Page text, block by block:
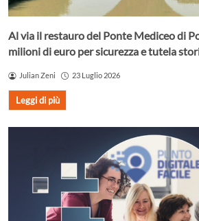
Al via il restauro del Ponte Mediceo di
milioni di euro per sicurezza e tutela
Julian Zeni 23 Luglio 2026
Leggi di più